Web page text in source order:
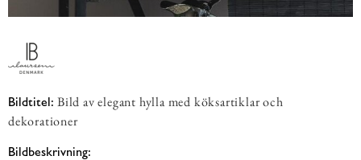
Bildtitel: Bild av elegant hylla med köksartiklar och
dekorationer
Bildbeskrivning: